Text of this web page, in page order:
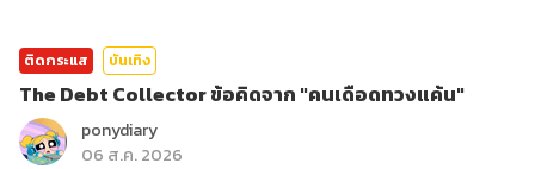
ติดกระแส บันเทิง
The Debt Collector ข้อคิดจาก "คนเดือดทวงแค้น"
ponydiary
06 ส.ค. 2026